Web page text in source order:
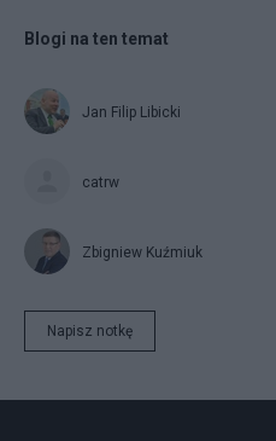
Blogi na ten temat
Jan Filip Libicki
catrw
Zbigniew Kuźmiuk
Napisz notkę